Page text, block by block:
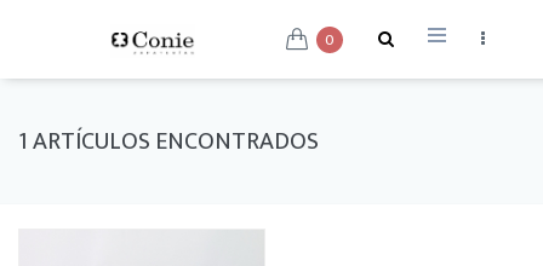
0
1 ARTÍCULOS ENCONTRADOS